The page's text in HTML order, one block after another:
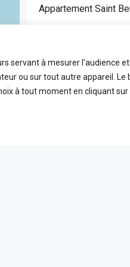
servant à mesurer l'audience
ou sur tout autre appareil.
à tout moment en cliquant
Appartement Saint
2
Pièces
FDA7472
Référence
46.6
m2